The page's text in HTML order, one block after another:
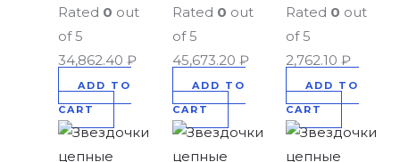
Rated 0 out
of 5
34,862.40 ₽
ADD TO
CART
Rated 0 out
of 5
45,673.20 ₽
ADD TO
CART
Rated 0 out
of 5
2,762.10₽
ADD TO
CART